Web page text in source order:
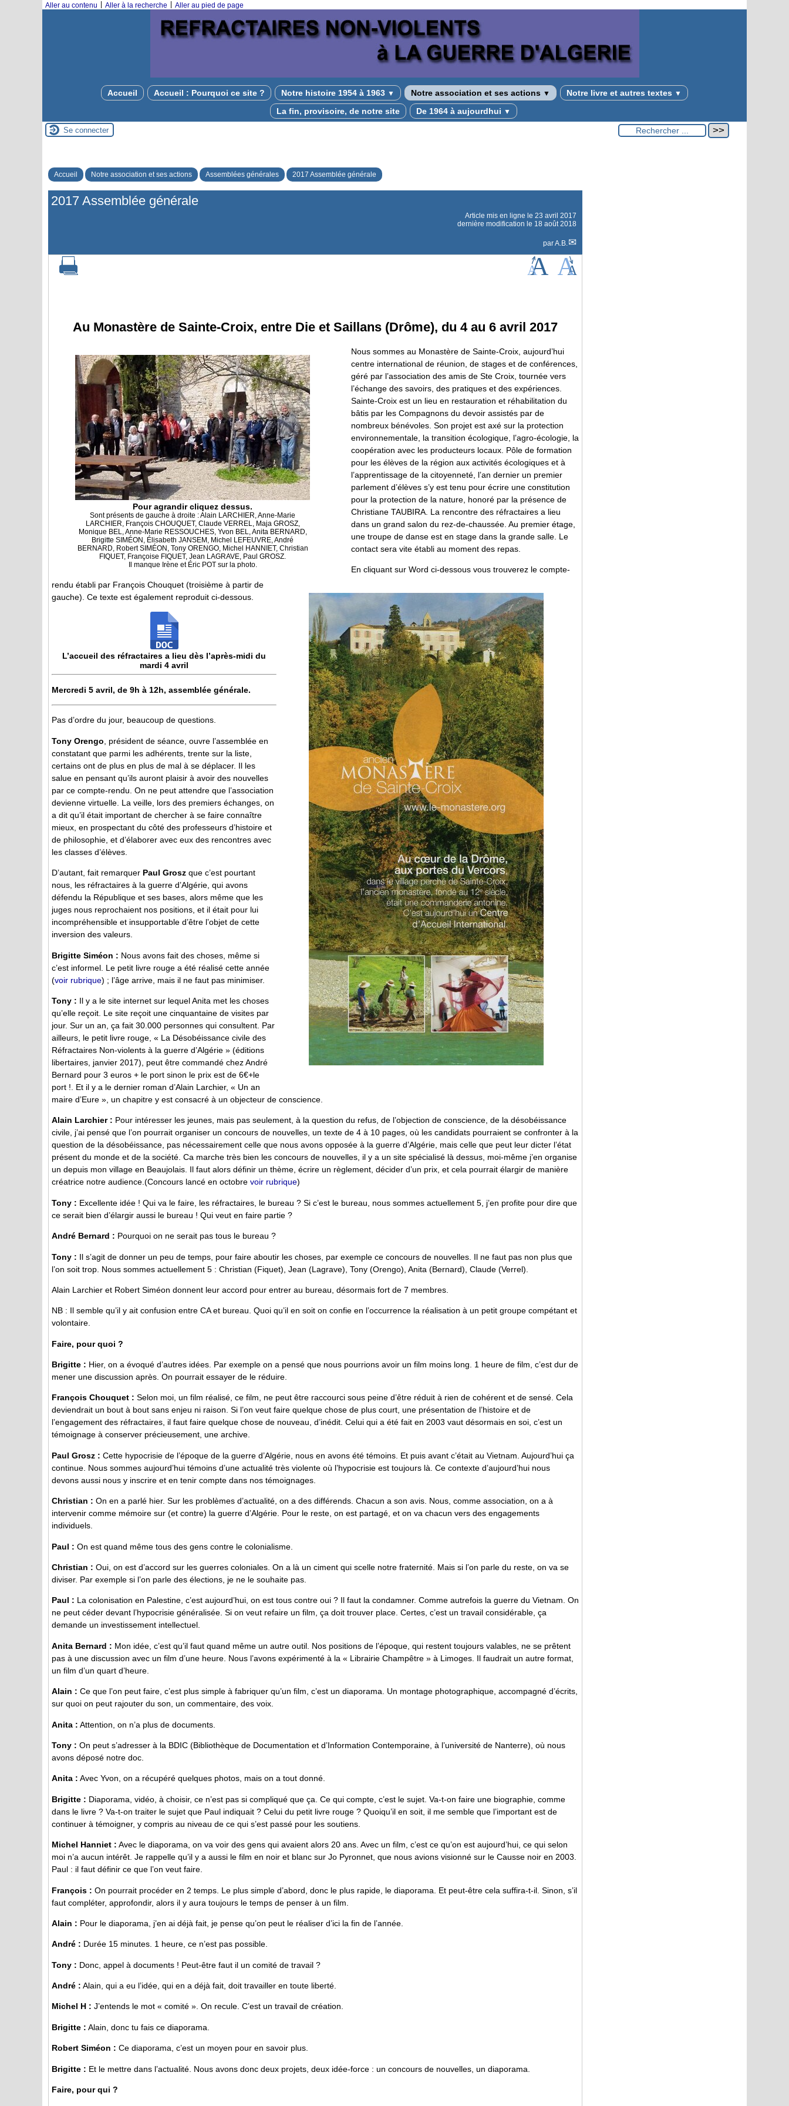
Aller au contenu Aller à la recherche Aller au pied de page
Accueil Accueil : Pourquoi ce site ? Notre histoire 1954 à 1963 ▼ Notre association et ses actions ▼ Notre livre et autres textes ▼
La fin, provisoire, de notre site De 1964 à aujourdhui ▼
Se connecter
Accueil Notre association et ses actions Assemblées générales 2017 Assemblée générale
2017 Assemblée générale
Article mis en ligne le 23 avril 2017
dernière modification le 18 août 2018
parA.B.
Au Monastère de Sainte-Croix, entre Die et Saillans (Drôme), du 4 au 6 avril 2017
Pour agrandir cliquez dessus.
Sont présents de gauche à droite : Alain LARCHIER, Anne-Marie
LARCHIER, François CHOUQUET, Claude VERREL, Maja GROSZ,
Monique BEL, Anne-Marie RESSOUCHES, Yvon BEL, Anita BERNARD,
Brigitte SIMÉON, Élisabeth JANSEM, Michel LEFEUVRE, André
BERNARD, Robert SIMÉON, Tony ORENGO, Michel HANNIET, Christian
FIQUET, Françoise FIQUET, Jean LAGRAVE, Paul GROSZ.
Il manque Irène et Éric POT sur la photo.
Nous sommes au Monastère de Sainte-Croix, aujourd’hui
centre international de réunion, de stages et de conférences,
géré par l’association des amis de Ste Croix, tournée vers
l’échange des savoirs, des pratiques et des expériences.
Sainte-Croix est un lieu en restauration et réhabilitation du
bâtis par les Compagnons du devoir assistés par de
nombreux bénévoles. Son projet est axé sur la protection
environnementale, la transition écologique, l’agro-écologie, la
coopération avec les producteurs locaux. Pôle de formation
pour les élèves de la région aux activités écologiques et à
l’apprentissage de la citoyenneté, l’an dernier un premier
parlement d’élèves s’y est tenu pour écrire une constitution
pour la protection de la nature, honoré par la présence de
Christiane TAUBIRA. La rencontre des réfractaires a lieu
dans un grand salon du rez-de-chaussée. Au premier étage,
une troupe de danse est en stage dans la grande salle. Le
contact sera vite établi au moment des repas.
En cliquant sur Word ci-dessous vous trouverez le compte-
rendu établi par François Chouquet (troisième à partir de
gauche). Ce texte est également reproduit ci-dessous.
L’accueil des réfractaires a lieu dès l’après-midi du
mardi 4 avril
Mercredi 5 avril, de 9h à 12h, assemblée générale.
Pas d’ordre du jour, beaucoup de questions.
Tony Orengo , président de séance, ouvre l’assemblée en
constatant que parmi les adhérents, trente sur la liste,
certains ont de plus en plus de mal à se déplacer. Il les
salue en pensant qu’ils auront plaisir à avoir des nouvelles
par ce compte-rendu. On ne peut attendre que l’association
devienne virtuelle. La veille, lors des premiers échanges, on
a dit qu’il était important de chercher à se faire connaître
mieux, en prospectant du côté des professeurs d’histoire et
de philosophie, et d’élaborer avec eux des rencontres avec
les classes d’élèves.
D’autant, fait remarquer Paul Grosz que c’est pourtant
nous, les réfractaires à la guerre d’Algérie, qui avons
défendu la République et ses bases, alors même que les
juges nous reprochaient nos positions, et il était pour lui
incompréhensible et insupportable d’être l’objet de cette
inversion des valeurs.
Brigitte Siméon : Nous avons fait des choses, même si
c’est informel. Le petit livre rouge a été réalisé cette année
(voir rubrique) ; l’âge arrive, mais il ne faut pas minimiser.
Tony : Il y a le site internet sur lequel Anita met les choses
qu’elle reçoit. Le site reçoit une cinquantaine de visites par
jour. Sur un an, ça fait 30.000 personnes qui consultent. Par
ailleurs, le petit livre rouge, « La Désobéissance civile des
Réfractaires Non-violents à la guerre d’Algérie » (éditions
libertaires, janvier 2017), peut être commandé chez André
Bernard pour 3 euros + le port sinon le prix est de 6€+le
port !. Et il y a le dernier roman d’Alain Larchier, « Un an
maire d’Eure », un chapitre y est consacré à un objecteur de conscience.
Alain Larchier : Pour intéresser les jeunes, mais pas seulement, à la question du refus, de l’objection de conscience, de la désobéissance
civile, j’ai pensé que l’on pourrait organiser un concours de nouvelles, un texte de 4 à 10 pages, où les candidats pourraient se confronter à la
question de la désobéissance, pas nécessairement celle que nous avons opposée à la guerre d’Algérie, mais celle que peut leur dicter l’état
présent du monde et de la société. Ca marche très bien les concours de nouvelles, il y a un site spécialisé là dessus, moi-même j’en organise
un depuis mon village en Beaujolais. Il faut alors définir un thème, écrire un règlement, décider d’un prix, et cela pourrait élargir de manière
créatrice notre audience.(Concours lancé en octobre voir rubrique)
Tony : Excellente idée ! Qui va le faire, les réfractaires, le bureau ? Si c’est le bureau, nous sommes actuellement 5, j’en profite pour dire que
ce serait bien d’élargir aussi le bureau ! Qui veut en faire partie ?
André Bernard : Pourquoi on ne serait pas tous le bureau ?
Tony : Il s’agit de donner un peu de temps, pour faire aboutir les choses, par exemple ce concours de nouvelles. Il ne faut pas non plus que
l’on soit trop. Nous sommes actuellement 5 : Christian (Fiquet), Jean (Lagrave), Tony (Orengo), Anita (Bernard), Claude (Verrel).
Alain Larchier et Robert Siméon donnent leur accord pour entrer au bureau, désormais fort de 7 membres.
NB : Il semble qu’il y ait confusion entre CA et bureau. Quoi qu’il en soit on confie en l’occurrence la réalisation à un petit groupe compétant et
volontaire.
Faire, pour quoi ?
Brigitte : Hier, on a évoqué d’autres idées. Par exemple on a pensé que nous pourrions avoir un film moins long. 1 heure de film, c’est dur de
mener une discussion après. On pourrait essayer de le réduire.
François Chouquet : Selon moi, un film réalisé, ce film, ne peut être raccourci sous peine d’être réduit à rien de cohérent et de sensé. Cela
deviendrait un bout à bout sans enjeu ni raison. Si l’on veut faire quelque chose de plus court, une présentation de l’histoire et de
l’engagement des réfractaires, il faut faire quelque chose de nouveau, d’inédit. Celui qui a été fait en 2003 vaut désormais en soi, c’est un
témoignage à conserver précieusement, une archive.
Paul Grosz : Cette hypocrisie de l’époque de la guerre d’Algérie, nous en avons été témoins. Et puis avant c’était au Vietnam. Aujourd’hui ça
continue. Nous sommes aujourd’hui témoins d’une actualité très violente où l’hypocrisie est toujours là. Ce contexte d’aujourd’hui nous
devons aussi nous y inscrire et en tenir compte dans nos témoignages.
Christian : On en a parlé hier. Sur les problèmes d’actualité, on a des différends. Chacun a son avis. Nous, comme association, on a à
intervenir comme mémoire sur (et contre) la guerre d’Algérie. Pour le reste, on est partagé, et on va chacun vers des engagements
individuels.
Paul : On est quand même tous des gens contre le colonialisme.
Christian : Oui, on est d’accord sur les guerres coloniales. On a là un ciment qui scelle notre fraternité. Mais si l’on parle du reste, on va se
diviser. Par exemple si l’on parle des élections, je ne le souhaite pas.
Paul : La colonisation en Palestine, c’est aujourd’hui, on est tous contre oui ? Il faut la condamner. Comme autrefois la guerre du Vietnam. On
ne peut céder devant l’hypocrisie généralisée. Si on veut refaire un film, ça doit trouver place. Certes, c’est un travail considérable, ça
demande un investissement intellectuel.
Anita Bernard : Mon idée, c’est qu’il faut quand même un autre outil. Nos positions de l’époque, qui restent toujours valables, ne se prêtent
pas à une discussion avec un film d’une heure. Nous l’avons expérimenté à la « Librairie Champêtre » à Limoges. Il faudrait un autre format,
un film d’un quart d’heure.
Alain : Ce que l’on peut faire, c’est plus simple à fabriquer qu’un film, c’est un diaporama. Un montage photographique, accompagné d’écrits,
sur quoi on peut rajouter du son, un commentaire, des voix.
Anita : Attention, on n’a plus de documents.
Tony : On peut s’adresser à la BDIC (Bibliothèque de Documentation et d’Information Contemporaine, à l’université de Nanterre), où nous
avons déposé notre doc.
Anita : Avec Yvon, on a récupéré quelques photos, mais on a tout donné.
Brigitte : Diaporama, vidéo, à choisir, ce n’est pas si compliqué que ça. Ce qui compte, c’est le sujet. Va-t-on faire une biographie, comme
dans le livre ? Va-t-on traiter le sujet que Paul indiquait ? Celui du petit livre rouge ? Quoiqu’il en soit, il me semble que l’important est de
continuer à témoigner, y compris au niveau de ce qui s’est passé pour les soutiens.
Michel Hanniet : Avec le diaporama, on va voir des gens qui avaient alors 20 ans. Avec un film, c’est ce qu’on est aujourd’hui, ce qui selon
moi n’a aucun intérêt. Je rappelle qu’il y a aussi le film en noir et blanc sur Jo Pyronnet, que nous avions visionné sur le Causse noir en 2003.
Paul : il faut définir ce que l’on veut faire.
François : On pourrait procéder en 2 temps. Le plus simple d’abord, donc le plus rapide, le diaporama. Et peut-être cela suffira-t-il. Sinon, s’il
faut compléter, approfondir, alors il y aura toujours le temps de penser à un film.
Alain : Pour le diaporama, j’en ai déjà fait, je pense qu’on peut le réaliser d’ici la fin de l’année.
André : Durée 15 minutes. 1 heure, ce n’est pas possible.
Tony : Donc, appel à documents ! Peut-être faut il un comité de travail ?
André : Alain, qui a eu l’idée, qui en a déjà fait, doit travailler en toute liberté.
Michel H : J’entends le mot « comité ». On recule. C’est un travail de création.
Brigitte : Alain, donc tu fais ce diaporama.
Robert Siméon : Ce diaporama, c’est un moyen pour en savoir plus.
Brigitte : Et le mettre dans l’actualité. Nous avons donc deux projets, deux idée-force : un concours de nouvelles, un diaporama.
Faire, pour qui ?